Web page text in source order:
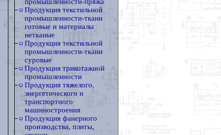
Продукция текстильной
промышленности-ткани
готовые и материалы
нетканые
Продукция текстильной
промышленности-ткани
суровые
Продукция трикотажной
промышленности
Продукция тяжелого,
энергетического и
транспортного
машиностроения
Продукция фанерного
производства, плиты,